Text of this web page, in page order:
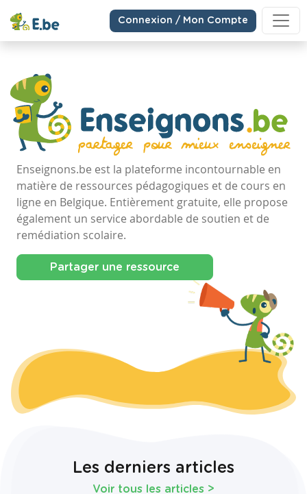
Connexion / Mon Compte
Enseignons.be est la plateforme incontournable en
matière de ressources pédagogiques et de cours en
ligne en Belgique. Entièrement gratuite, elle propose
également un service abordable de soutien et de
remédiation scolaire.
Partager une ressource
Les derniers articles
Voir tous les articles >